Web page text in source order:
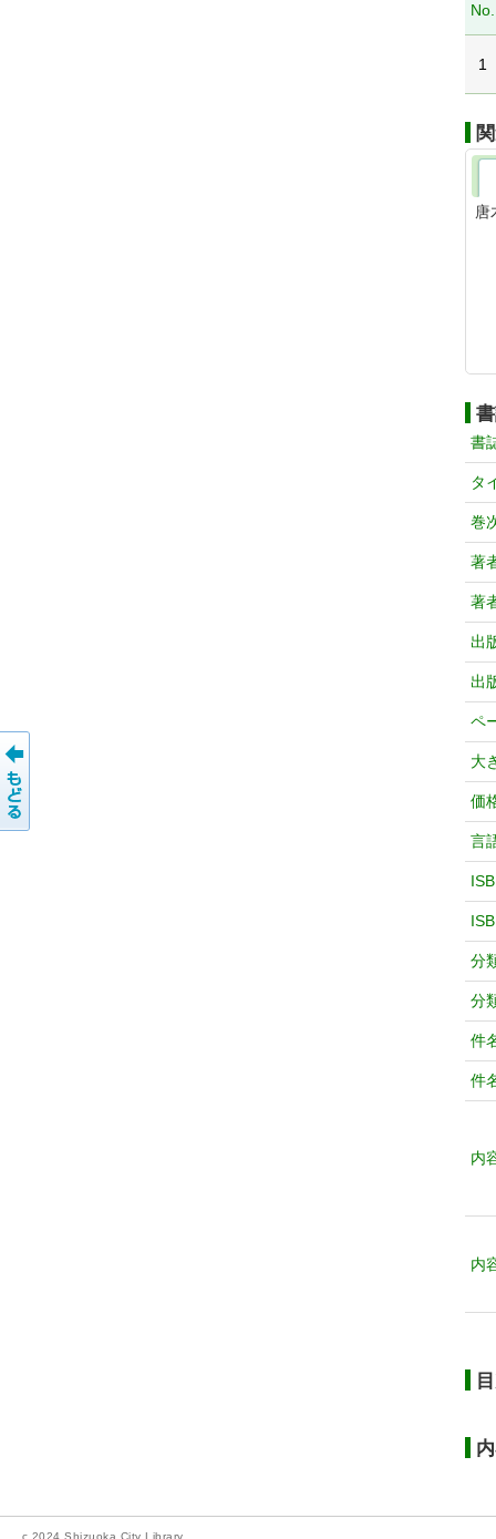
No.
1
唐
書
タ
巻
著
著
出
出
ペ
大
価
言
分
分
件
件
内
内
c 2024 Shizuoka City Library.